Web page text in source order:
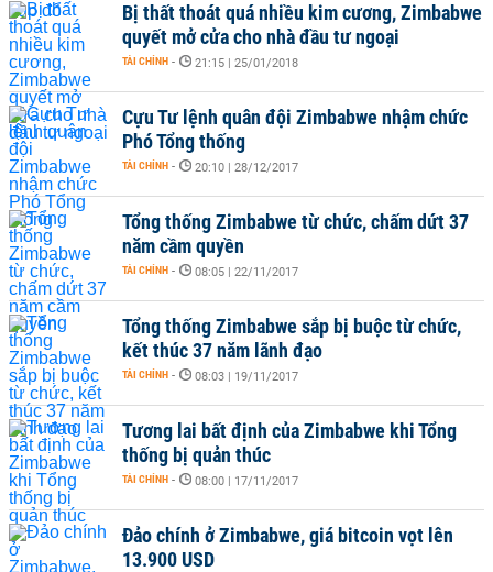
Bị thất thoát quá nhiều kim cương, Zimbabwe
quyết mở cửa cho nhà đầu tư ngoại
TÀI CHÍNH - 21:15 | 25/01/2018
Cựu Tư lệnh quân đội Zimbabwe nhậm chức
Phó Tổng thống
TÀI CHÍNH - 20:10 | 28/12/2017
Tổng thống Zimbabwe từ chức, chấm dứt 37
năm cầm quyền
TÀI CHÍNH - 08:05 | 22/11/2017
Tổng thống Zimbabwe sắp bị buộc từ chức,
kết thúc 37 năm lãnh đạo
TÀI CHÍNH - 08:03 | 19/11/2017
Tương lai bất định của Zimbabwe khi Tổng
thống bị quản thúc
TÀI CHÍNH - 08:00 | 17/11/2017
Đảo chính ở Zimbabwe, giá bitcoin vọt lên
13.900 USD